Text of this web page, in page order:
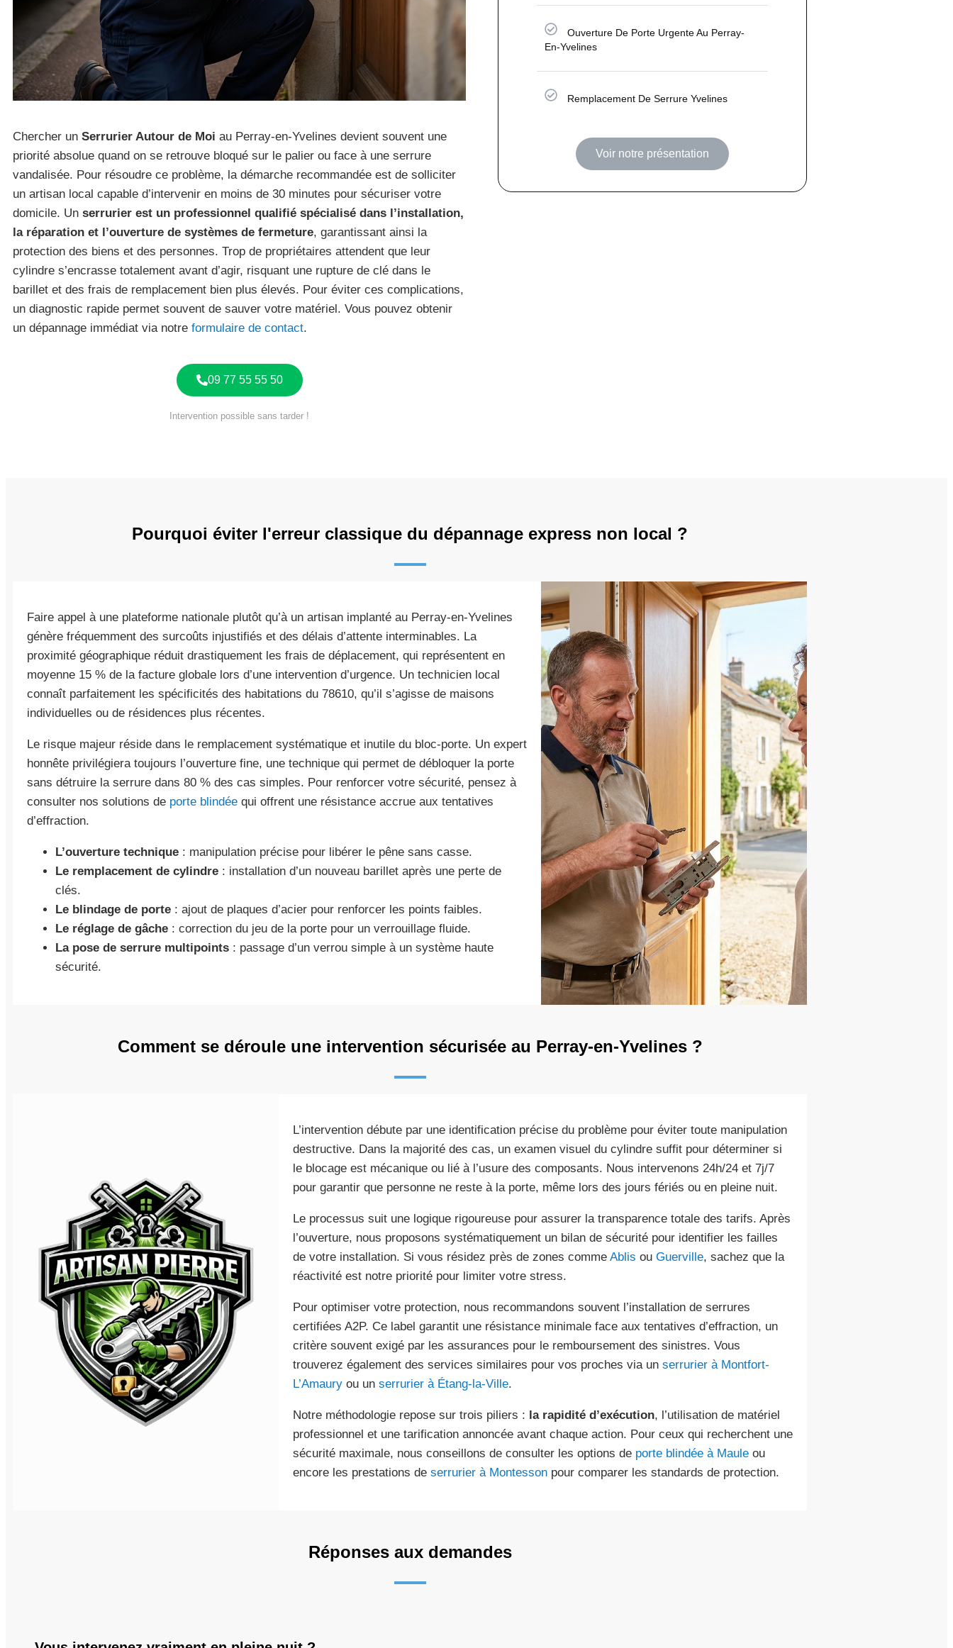
Chercher un Serrurier Autour de Moi au Perray-en-Yvelines devient souvent une
priorité absolue quand on se retrouve bloqué sur le palier ou face à une serrure
vandalisée. Pour résoudre ce problème, la démarche recommandée est de solliciter
un artisan local capable d’intervenir en moins de 30 minutes pour sécuriser votre
domicile. Un serrurier est un professionnel qualifié spécialisé dans l’installation,
la réparation et l’ouverture de systèmes de fermeture, garantissant ainsi la
protection des biens et des personnes. Trop de propriétaires attendent que leur
cylindre s’encrasse totalement avant d’agir, risquant une rupture de clé dans le
barillet et des frais de remplacement bien plus élevés. Pour éviter ces complications,
un diagnostic rapide permet souvent de sauver votre matériel. Vous pouvez obtenir
un dépannage immédiat via notre formulaire de contact.
09 77 55 55 50
Intervention possible sans tarder !
Ouverture De Porte Urgente Au Perray-
En-Yvelines
Remplacement De Serrure Yvelines
Voir notre présentation
Pourquoi éviter l'erreur classique du dépannage express non local ?
Faire appel à une plateforme nationale plutôt qu’à un artisan implanté au Perray-en-Yvelines
génère fréquemment des surcoûts injustifiés et des délais d’attente interminables. La
proximité géographique réduit drastiquement les frais de déplacement, qui représentent en
moyenne 15 % de la facture globale lors d’une intervention d’urgence. Un technicien local
connaît parfaitement les spécificités des habitations du 78610, qu’il s’agisse de maisons
individuelles ou de résidences plus récentes.
Le risque majeur réside dans le remplacement systématique et inutile du bloc-porte. Un expert
honnête privilégiera toujours l’ouverture fine, une technique qui permet de débloquer la porte
sans détruire la serrure dans 80 % des cas simples. Pour renforcer votre sécurité, pensez à
consulter nos solutions de porte blindée qui offrent une résistance accrue aux tentatives
d’effraction.
L’ouverture technique : manipulation précise pour libérer le pêne sans casse.
Le remplacement de cylindre : installation d’un nouveau barillet après une perte de
clés.
Le blindage de porte : ajout de plaques d’acier pour renforcer les points faibles.
Le réglage de gâche : correction du jeu de la porte pour un verrouillage fluide.
La pose de serrure multipoints : passage d’un verrou simple à un système haute
sécurité.
Comment se déroule une intervention sécurisée au Perray-en-Yvelines ?
L’intervention débute par une identification précise du problème pour éviter toute manipulation
destructive. Dans la majorité des cas, un examen visuel du cylindre suffit pour déterminer si
le blocage est mécanique ou lié à l’usure des composants. Nous intervenons 24h/24 et 7j/7
pour garantir que personne ne reste à la porte, même lors des jours fériés ou en pleine nuit.
Le processus suit une logique rigoureuse pour assurer la transparence totale des tarifs. Après
l’ouverture, nous proposons systématiquement un bilan de sécurité pour identifier les failles
de votre installation. Si vous résidez près de zones comme Ablis ou Guerville, sachez que la
réactivité est notre priorité pour limiter votre stress.
Pour optimiser votre protection, nous recommandons souvent l’installation de serrures
certifiées A2P. Ce label garantit une résistance minimale face aux tentatives d’effraction, un
critère souvent exigé par les assurances pour le remboursement des sinistres. Vous
trouverez également des services similaires pour vos proches via un serrurier à Montfort-
L’Amauryou un serrurier à Étang-la-Ville.
Notre méthodologie repose sur trois piliers : la rapidité d’exécution, l’utilisation de matériel
professionnel et une tarification annoncée avant chaque action. Pour ceux qui recherchent une
sécurité maximale, nous conseillons de consulter les options de porte blindée à Mauleou
encore les prestations de serrurier à Montessonpour comparer les standards de protection.
Réponses aux demandes